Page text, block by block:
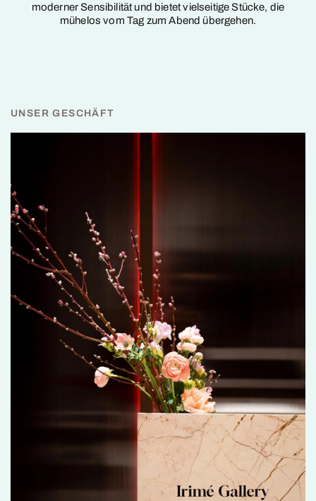
moderner Sensibilität und bietet vielseitige Stücke, die
mühelos vom Tag zum Abend übergehen.
UNSER GESCHÄFT